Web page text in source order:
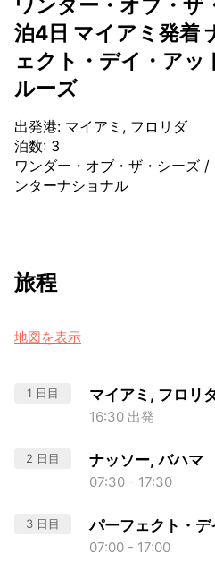
ワンダー・オブ・ザ
泊4日 マイアミ発着
ェクト・デイ・アッ
ルーズ
出発港: マイアミ, フロリダ
泊数: 3
ワンダー・オブ・ザ・シーズ /
ンターナショナル
旅程
地図を表示
1 日目 マイアミ, フロリ
16:30 出発
2 日目 ナッソー, バハマ
07:30 - 17:30
3 日目 パーフェクト・
07:00 - 17:00